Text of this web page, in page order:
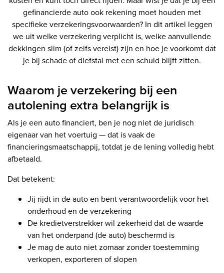
gefinancierde auto ook rekening moet houden met
specifieke verzekeringsvoorwaarden? In dit artikel leggen
we uit welke verzekering verplicht is, welke aanvullende
dekkingen slim (of zelfs vereist) zijn en hoe je voorkomt dat
je bij schade of diefstal met een schuld blijft zitten.
Waarom je verzekering bij een
autolening extra belangrijk is
Als je een auto financiert, ben je nog niet de juridisch
eigenaar van het voertuig — dat is vaak de
financieringsmaatschappij, totdat je de lening volledig hebt
afbetaald.
Dat betekent:
Jij rijdt in de auto en bent verantwoordelijk voor het
onderhoud en de verzekering
De kredietverstrekker wil zekerheid dat de waarde
van het onderpand (de auto) beschermd is
Je mag de auto niet zomaar zonder toestemming
verkopen, exporteren of slopen